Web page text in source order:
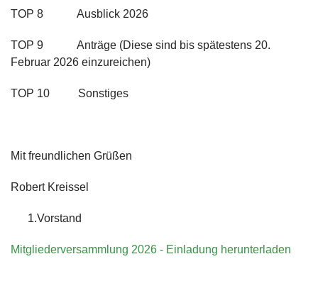
TOP 8 Ausblick 2026
TOP 9 Anträge (Diese sind bis spätestens 20.
Februar 2026 einzureichen)
TOP 10 Sonstiges
Mit freundlichen Grüßen
Robert Kreissel
1.Vorstand
Mitgliederversammlung 2026 - Einladung herunterladen